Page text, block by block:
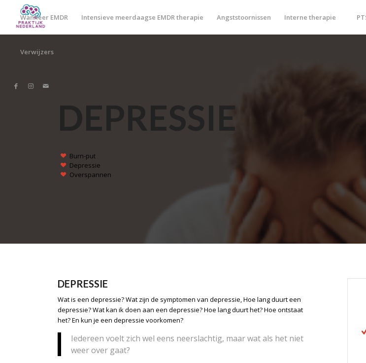
Wanneer EMDR Intensieve meerdaagse EMDR therapie Angststoornissen Interne therapie
Verwijzers
DEPRESSIE
Burn-put
Depressie
Overspannen
DEPRESSIE
Wat is een depressie? Wat zijn de symptomen van depressie, Hoe lang duurt een
depressie? Wat kan ik doen aan een depressie? Hoe lang duurt het? Hoe ontstaat
het? En kun je een depressie voorkomen?
Iedereen voelt zich wel eens neerslachtig, maar wat als het niet
weer over gaat?